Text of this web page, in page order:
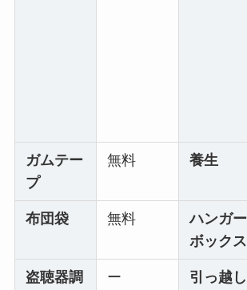
ガムテー
プ
無料 養生
布団袋 無料
ハンガー
ボックス
盗聴器調
ー
引っ越し